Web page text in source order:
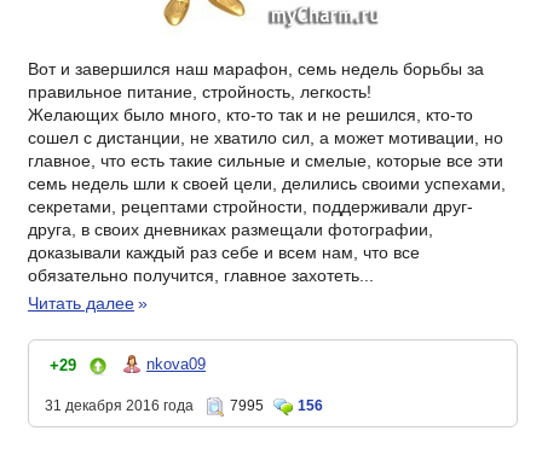
Вот и завершился наш марафон, семь недель борьбы за
правильное питание, стройность, легкость!
Желающих было много, кто-то так и не решился, кто-то
сошел с дистанции, не хватило сил, а может мотивации, но
главное, что есть такие сильные и смелые, которые все эти
семь недель шли к своей цели, делились своими успехами,
секретами, рецептами стройности, поддерживали друг-
друга, в своих дневниках размещали фотографии,
доказывали каждый раз себе и всем нам, что все
обязательно получится, главное захотеть...
Читать далее»
+29 nkova09
31 декабря 2016 года 7995 156